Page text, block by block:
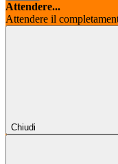
Attendere...
Attendere il
Chiudi